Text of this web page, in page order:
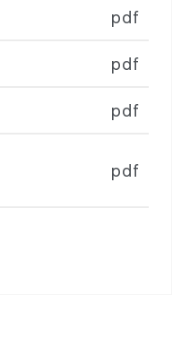
pdf
pdf
pdf
pdf